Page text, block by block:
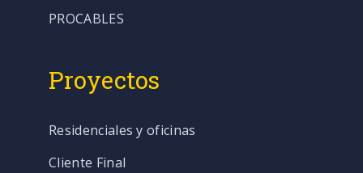
PROCABLES
Proyectos
Residenciales y oficinas
Cliente Final